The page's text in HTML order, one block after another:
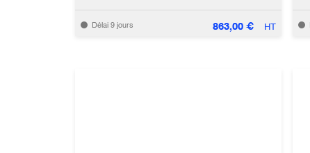
Délai 9 jours 863,00€ HT